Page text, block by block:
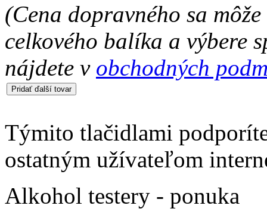
(Cena dopravného sa
celkového balíka a výbere
nájdete v obchodných
Týmito tlačidlami
ostatným užívateľom
Alkohol testery - ponuka